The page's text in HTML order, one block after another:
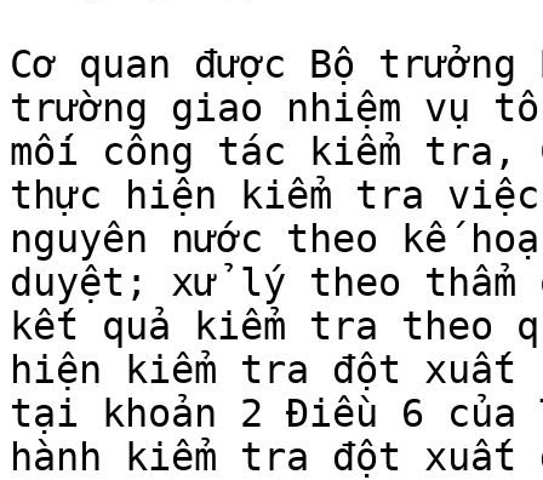
Cơ quan được Bộ trưởng
trường giao nhiệm vụ
mối công tác kiểm tra,
thực hiện kiểm tra
nguyên nước theo kế
duyệt; xử lý theo thẩm
kết quả kiểm tra theo
hiện kiểm tra đột xuất
tại khoản 2 Điều 6 của
hành kiểm tra đột xuất